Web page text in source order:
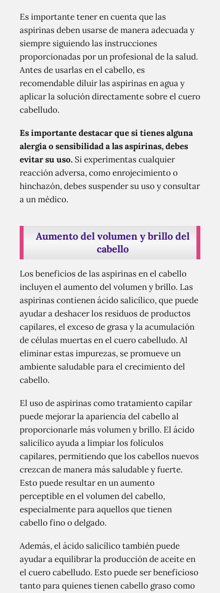
Es importante tener en cuenta que las
aspirinas deben usarse de manera adecuada y
siempre siguiendo las instrucciones
proporcionadas por un profesional de la salud.
Antes de usarlas en el cabello, es
recomendable diluir las aspirinas en agua y
aplicar la solución directamente sobre el cuero
cabelludo.
Es importante destacar que si tienes alguna
alergia o sensibilidad a las aspirinas, debes
evitar su uso. Si experimentas cualquier
reacción adversa, como enrojecimiento o
hinchazón, debes suspender su uso y consultar
a un médico.
Aumento del volumen y brillo del
cabello
Los beneficios de las aspirinas en el cabello
incluyen el aumento del volumen y brillo. Las
aspirinas contienen ácido salicílico, que puede
ayudar a deshacer los residuos de productos
capilares, el exceso de grasa y la acumulación
de células muertas en el cuero cabelludo. Al
eliminar estas impurezas, se promueve un
ambiente saludable para el crecimiento del
cabello.
El uso de aspirinas como tratamiento capilar
puede mejorar la apariencia del cabello al
proporcionarle más volumen y brillo. El ácido
salicílico ayuda a limpiar los folículos
capilares, permitiendo que los cabellos nuevos
crezcan de manera más saludable y fuerte.
Esto puede resultar en un aumento
perceptible en el volumen del cabello,
especialmente para aquellos que tienen
cabello fino o delgado.
Además, el ácido salicílico también puede
ayudar a equilibrar la producción de aceite en
el cuero cabelludo. Esto puede ser beneficioso
tanto para quienes tienen cabello graso como